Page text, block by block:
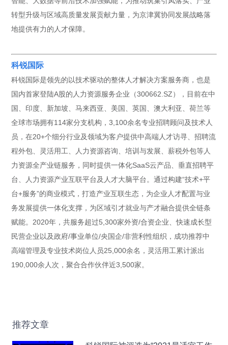
转型升级与区域高质量发展贡献力量，为京津冀协同发展战略落
地提供有力的人才保障。
科锐国际
科锐国际是领先的以技术驱动的整体人才解决方案服务商，也是
国内首家登陆A股的人力资源服务企业（300662.SZ），目前在中
国、印度、新加坡、马来西亚、美国、英国、澳大利亚、荷兰等
全球市场拥有114家分支机构，3,100余名专业招聘顾问及技术人
员，在20+个细分行业及领域为客户提供中高端人才访寻、招聘流
程外包、灵活用工、人力资源咨询、培训与发展、薪税外包等人
力资源全产业链服务，同时提供一体化SaaS云产品、垂直招聘平
台、人力资源产业互联平台及人才大脑平台。通过构建“技术+平
台+服务”的商业模式，打造产业互联生态，为企业人才配置与业
务发展提供一体化支撑，为区域引才就业与产才融合提供全链条
赋能。2020年，共服务超过5,300家外资/合资企业、快速成长型
民营企业以及政府/事业单位/央国企/非营利性组织，成功推荐中
高端管理及专业技术岗位人员25,000余名，灵活用工累计派出
190,000余人次，聚合合作伙伴近3,500家。
推荐文章